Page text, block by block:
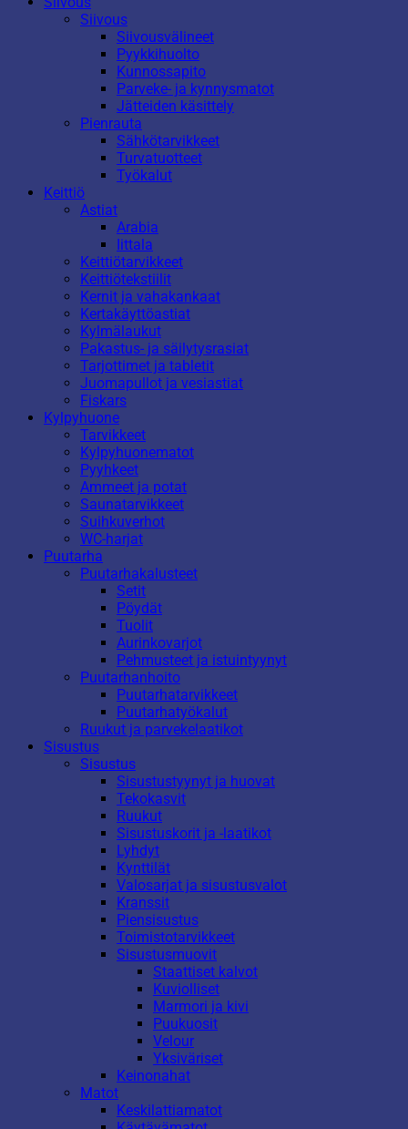
Siivous
Siivousvälineet
Pyykkihuolto
Kunnossapito
Parveke- ja kynnysmatot
Jätteiden käsittely
Pienrauta
Sähkötarvikkeet
Turvatuotteet
Työkalut
Keittiö
Astiat
Arabia
Iittala
Keittiötarvikkeet
Keittiötekstiilit
Kernit ja vahakankaat
Kertakäyttöastiat
Kylmälaukut
Pakastus- ja säilytysrasiat
Tarjottimet ja tabletit
Juomapullot ja vesiastiat
Fiskars
Kylpyhuone
Tarvikkeet
Kylpyhuonematot
Pyyhkeet
Ammeet ja potat
Saunatarvikkeet
Suihkuverhot
WC-harjat
Puutarha
Puutarhakalusteet
Setit
Pöydät
Tuolit
Aurinkovarjot
Pehmusteet ja istuintyynyt
Puutarhanhoito
Puutarhatarvikkeet
Puutarhatyökalut
Ruukut ja parvekelaatikot
Sisustus
Sisustus
Sisustustyynyt ja huovat
Tekokasvit
Ruukut
Sisustuskorit ja -laatikot
Lyhdyt
Kynttilät
Valosarjat ja sisustusvalot
Kranssit
Piensisustus
Toimistotarvikkeet
Sisustusmuovit
Staattiset kalvot
Kuviolliset
Marmori ja kivi
Puukuosit
Velour
Yksiväriset
Keinonahat
Matot
Keskilattiamatot